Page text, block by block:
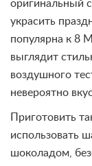
оригинальный
украсить
популярна к 8
выглядит
воздушного
невероятно
Приготовить
использовать
шоколадом,